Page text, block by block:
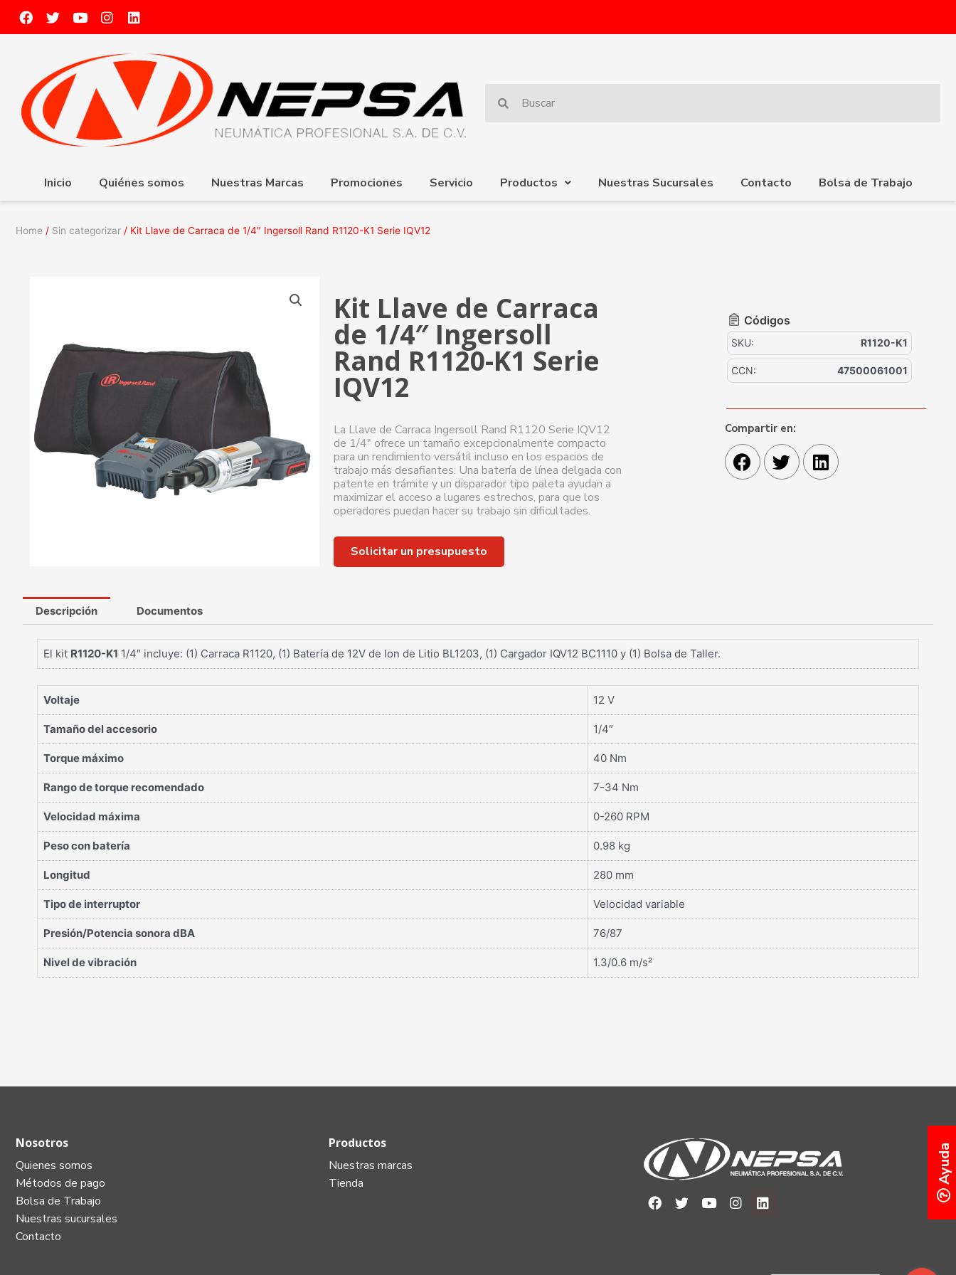
Inicio Quiénes somos Nuestras Marcas Promociones Servicio Productos Nuestras Sucursales Contacto Bolsa de Trabajo
Home / Sin categorizar / Kit Llave de Carraca de 1/4″ Ingersoll Rand R1120-K1 Serie IQV12
Ayuda
Kit Llave de Carraca
de 1/4″ Ingersoll
Rand R1120-K1 Serie
IQV12
La Llave de Carraca Ingersoll Rand R1120 Serie IQV12
de 1/4″ ofrece un tamaño excepcionalmente compacto
para un rendimiento versátil incluso en los espacios de
trabajo más desafiantes. Una batería de línea delgada con
patente en trámite y un disparador tipo paleta ayudan a
maximizar el acceso a lugares estrechos, para que los
operadores puedan hacer su trabajo sin dificultades.
Solicitar un presupuesto
Códigos
SKU: R1120-K1
CCN: 47500061001
Compartir en:
Descripción Documentos
El kit R1120-K1 1/4″ incluye: (1) Carraca R1120, (1) Batería de 12V de Ion de Litio BL1203, (1) Cargador IQV12 BC1110 y (1) Bolsa de Taller.
Voltaje 12 V
Tamaño del accesorio 1/4″
Torque máximo 40 Nm
Rango de torque recomendado 7-34 Nm
Velocidad máxima 0-260 RPM
Peso con batería 0.98 kg
Longitud 280 mm
Tipo de interruptor Velocidad variable
Presión/Potencia sonora dBA 76/87
Nivel de vibración 1.3/0.6 m/s²
Nosotros
Quienes somos
Métodos de pago
Bolsa de Trabajo
Nuestras sucursales
Contacto
Productos
Nuestras marcas
Tienda